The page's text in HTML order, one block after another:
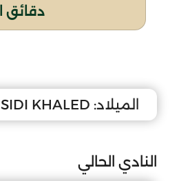
دقائق
الميلاد: KHALED
النادي الحالي